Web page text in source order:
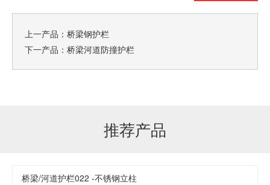
上一产品： 桥梁钢护栏
下一产品： 桥梁河道防撞护栏
推荐产品
桥梁/河道护栏022 -不锈钢立柱